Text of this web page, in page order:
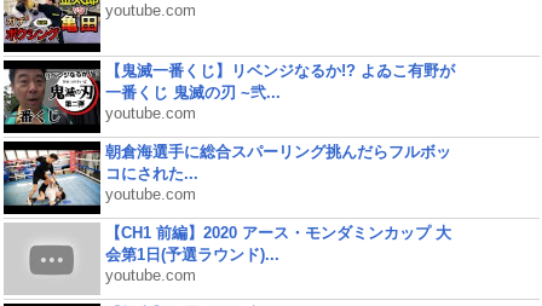
youtube.com
【鬼滅一番くじ】リベンジなるか!? よゐこ有野が
一番くじ 鬼滅の刃 ~弐...
youtube.com
朝倉海選手に総合スパーリング挑んだらフルボッ
コにされた...
youtube.com
【CH1 前編】2020 アース・モンダミンカップ 大
会第1日(予選ラウンド)...
youtube.com